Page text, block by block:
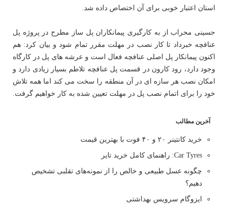
استان اعتبار خوبی برای آن اختصاص داده شد.
حسینی محراب از به کارگیری پیمانکاران پل ساز مطرح در پروژه پل
عنافچه خبرداد تا کار نصب در مهلت مقرر تمام شود و بیان کرد: هم
اکنون پیمانکار پل اصلی عنافچه فعال است و عرشه های پل در کارگاه
وجود دارد، رود کارون در قسمت پل عنافچه تلاطم بسیار زیادی دارد و
امکان نصب هر سازه ای در آن منطقه را سخت می کند اما همه تلاش
خود را برای اتمام نصب پل در مهلت تعیین شده به کار خواهیم گرفت.
آخرین مطالب
خرید کانتینر ۲۰ و ۴۰ فوت با بهترین قیمت
Car Tyres: راهنمای کامل خرید تایر
چگونه عسل طبیعی و خالص را از نمونه‌های تقلبی تشخیص
دهیم؟
ایزوگام سرویس بهداشتی